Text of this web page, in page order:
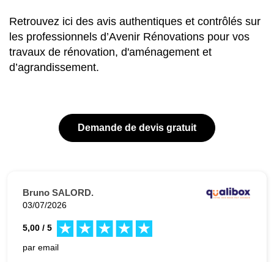
Retrouvez ici des avis authentiques et contrôlés sur
les professionnels d’Avenir Rénovations pour vos
travaux de rénovation, d'aménagement et
d’agrandissement.
Demande de devis gratuit
Bruno SALORD.
03/07/2026
5,00 / 5
par email